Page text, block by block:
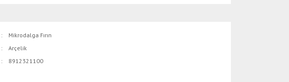
Mikrodalga Fırın
Arçelik
8912321100